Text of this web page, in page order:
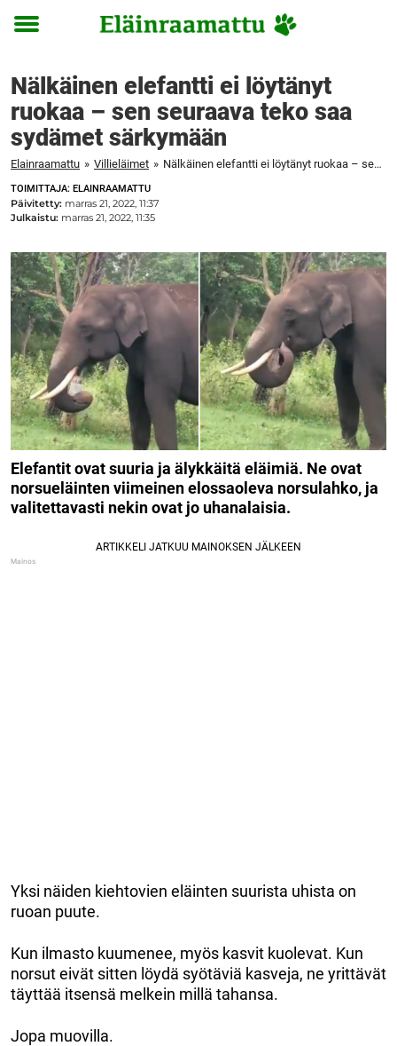
Toggle
Nälkäinen elefantti ei löytänyt
ruokaa – sen seuraava teko saa
sydämet särkymään
Elainraamattu » Villieläimet » Nälkäinen elefantti ei löytänyt ruokaa – sen seuraava teko saa sydämet särkymään
TOIMITTAJA: ELAINRAAMATTU
Päivitetty: marras 21, 2022, 11:37
Julkaistu: marras 21, 2022, 11:35
Elefantit ovat suuria ja älykkäitä eläimiä. Ne ovat
norsueläinten viimeinen elossaoleva norsulahko, ja
valitettavasti nekin ovat jo uhanalaisia.
Yksi näiden kiehtovien eläinten suurista uhista on
ruoan puute.
Kun ilmasto kuumenee, myös kasvit kuolevat. Kun
norsut eivät sitten löydä syötäviä kasveja, ne yrittävät
täyttää itsensä melkein millä tahansa.
Jopa muovilla.